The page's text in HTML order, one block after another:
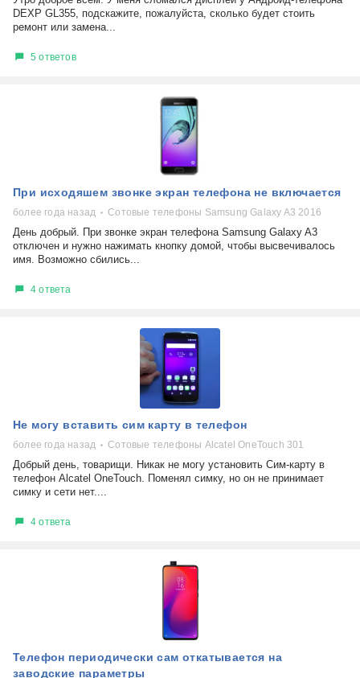
DEXP GL355, подскажите, пожалуйста, сколько будет стоить
ремонт или замена...
5 ответов
При исходяшем звонке экран телефона не включается
более года назад Сотовые телефоны Samsung Galaxy A3 2016
День добрый. При звонке экран телефона Samsung Galaxy A3
отключен и нужно нажимать кнопку домой, чтобы высвечивалось
имя. Возможно сбились...
4 ответа
Не могу вставить сим карту в телефон
более года назад Сотовые телефоны Alcatel OneTouch 301
Добрый день, товарищи. Никак не могу установить Сим-карту в
телефон Alcatel OneTouch. Поменял симку, но он не принимает
симку и сети нет....
4 ответа
Телефон периодически сам откатывается на
заводские параметры